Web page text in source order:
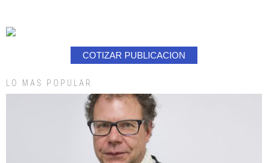
COTIZAR PUBLICACION
LO MAS POPULAR